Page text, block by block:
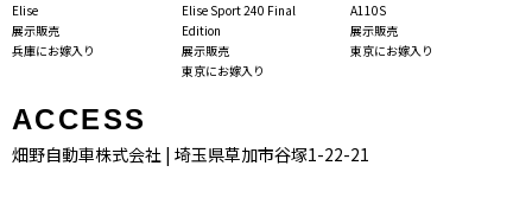
Elise
展示販売
兵庫にお嫁入り
Elise Sport 240 Final
Edition
展示販売
東京にお嫁入り
A110S
展示販売
東京にお嫁入り
ACCESS
畑野自動車株式会社 | 埼玉県草加市谷塚1-22-21